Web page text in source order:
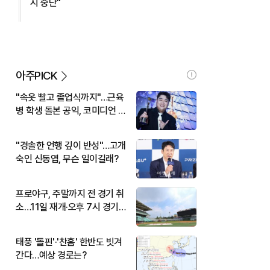
시 중단"
아주PICK
"속옷 빨고 졸업식까지"…근육
병 학생 돌본 공익, 코미디언 김
"경솔한 언행 깊이 반성"…고개
숙인 신동엽, 무슨 일이길래?
프로야구, 주말까지 전 경기 취
소…11일 재개·오후 7시 경기
태풍 '돌핀'·'찬홈' 한반도 빗겨
간다…예상 경로는?